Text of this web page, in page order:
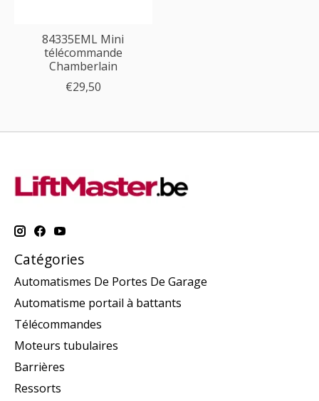
84335EML Mini
télécommande
Chamberlain
€29,50
Catégories
Automatismes De Portes De Garage
Automatisme portail à battants
Télécommandes
Moteurs tubulaires
Barrières
Ressorts